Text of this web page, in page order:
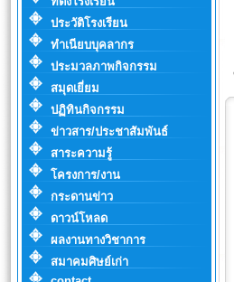
ประวัติโรงเรียน
ทำเนียบบุคลากร
ประมวลภาพกิจกรรม
สมุดเยี่ยม
ปฏิทินกิจกรรม
ข่าวสาร/ประชาสัมพันธ์
สาระความรู้
โครงการ/งาน
กระดานข่าว
ดาวน์โหลด
ผลงานทางวิชาการ
สมาคมศิษย์เก่า